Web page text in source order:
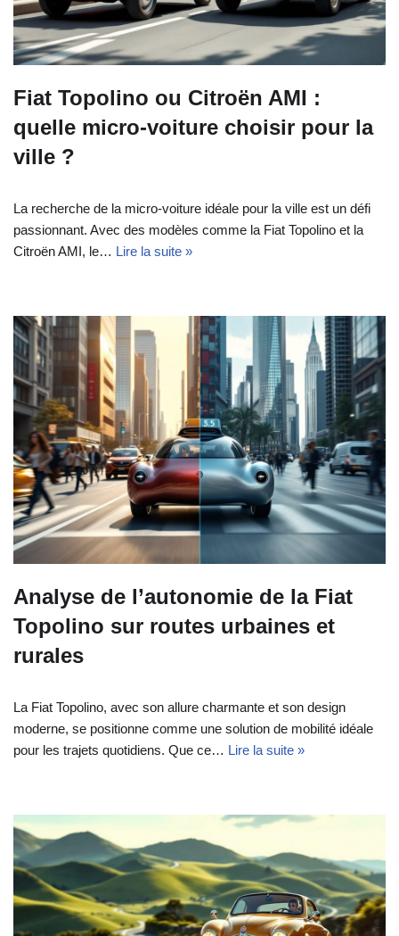
Fiat Topolino ou Citroën AMI :
quelle micro-voiture choisir pour la
ville ?
La recherche de la micro-voiture idéale pour la ville est un défi
passionnant. Avec des modèles comme la Fiat Topolino et la
Citroën AMI, le… Lire la suite »
Analyse de l’autonomie de la Fiat
Topolino sur routes urbaines et
rurales
La Fiat Topolino, avec son allure charmante et son design
moderne, se positionne comme une solution de mobilité idéale
pour les trajets quotidiens. Que ce… Lire la suite »